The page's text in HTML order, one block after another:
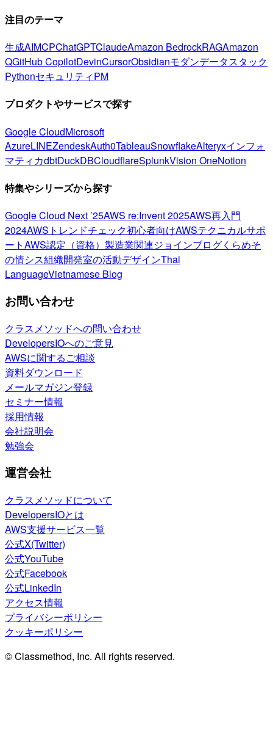
注目のテーマ
生成AIMCPChatGPTClaudeAmazon BedrockRAGAmazon
QGitHub CopilotDevinCursorObsidianモダンデータスタック
PythonセキュリティPM
プロダクトやサービスで探す
Google CloudMicrosoft
AzureLINEZendeskAuth0TableauSnowflakeAlteryxインフォ
マティカdbtDuckDBCloudflareSplunkVision OneNotion
特集やシリーズから探す
Google Cloud Next ’25AWS re:Invent 2025AWS再入門
2024AWSトレンドチェック初心者向けAWSテクニカルサポ
ートAWS認定（資格） 製造業関連ジョインブログくらめそ
の情シス組織開発室の活動デザインThai
LanguageVietnamese Blog
お問い合わせ
クラスメソッドへの問い合わせ
DevelopersIOへのご意見
AWSに関するご相談
資料ダウンロード
メールマガジン登録
セミナー情報
採用情報
会社説明会
勉強会
運営会社
クラスメソッドについて
DevelopersIOとは
AWS支援サービス一覧
公式X(Twitter)
公式YouTube
公式Facebook
公式LinkedIn
アクセス情報
プライバシーポリシー
クッキーポリシー
© Classmethod, Inc. All rights reserved.